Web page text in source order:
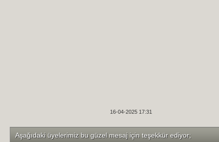
16-04-2025 17:31
Aşağıdaki üyelerimiz bu güzel mesaj için teşekkür ediyor;